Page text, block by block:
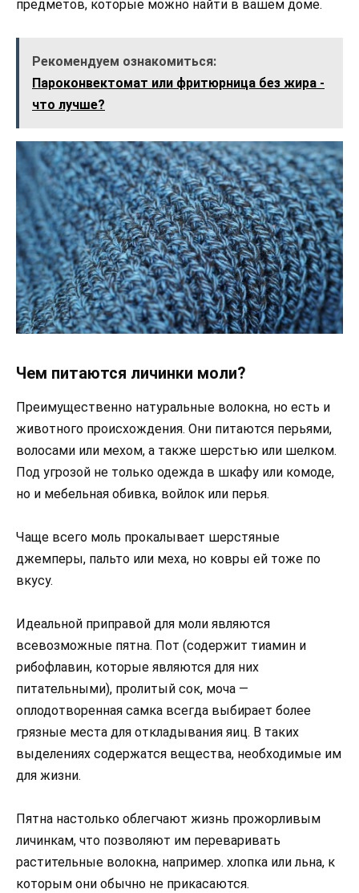
предметов, которые можно найти в вашем доме.
Рекомендуем ознакомиться:
Пароконвектомат или фритюрница без жира -
что лучше?
Чем питаются личинки моли?
Преимущественно натуральные волокна, но есть и
животного происхождения. Они питаются перьями,
волосами или мехом, а также шерстью или шелком.
Под угрозой не только одежда в шкафу или комоде,
но и мебельная обивка, войлок или перья.
Чаще всего моль прокалывает шерстяные
джемперы, пальто или меха, но ковры ей тоже по
вкусу.
Идеальной приправой для моли являются
всевозможные пятна. Пот (содержит тиамин и
рибофлавин, которые являются для них
питательными), пролитый сок, моча —
оплодотворенная самка всегда выбирает более
грязные места для откладывания яиц. В таких
выделениях содержатся вещества, необходимые им
для жизни.
Пятна настолько облегчают жизнь прожорливым
личинкам, что позволяют им переваривать
растительные волокна, например. хлопка или льна, к
которым они обычно не прикасаются.